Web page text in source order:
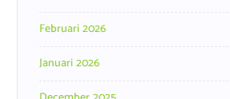
Februari 2026
Januari 2026